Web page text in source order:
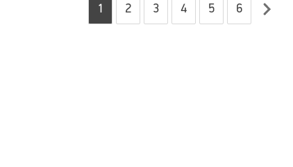
1 2 3 4 5 6